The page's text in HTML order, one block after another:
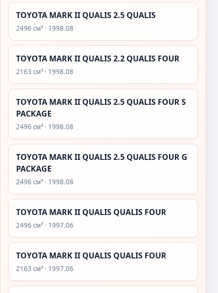
TOYOTA MARK II QUALIS 2.5 QUALIS
2496 см³ · 1998.08
TOYOTA MARK II QUALIS 2.2 QUALIS FOUR
2163 см³ · 1998.08
TOYOTA MARK II QUALIS 2.5 QUALIS FOUR S
PACKAGE
2496 см³ · 1998.08
TOYOTA MARK II QUALIS 2.5 QUALIS FOUR G
PACKAGE
2496 см³ · 1998.08
TOYOTA MARK II QUALIS QUALIS FOUR
2496 см³ · 1997.06
TOYOTA MARK II QUALIS QUALIS FOUR
2163 см³ · 1997.06